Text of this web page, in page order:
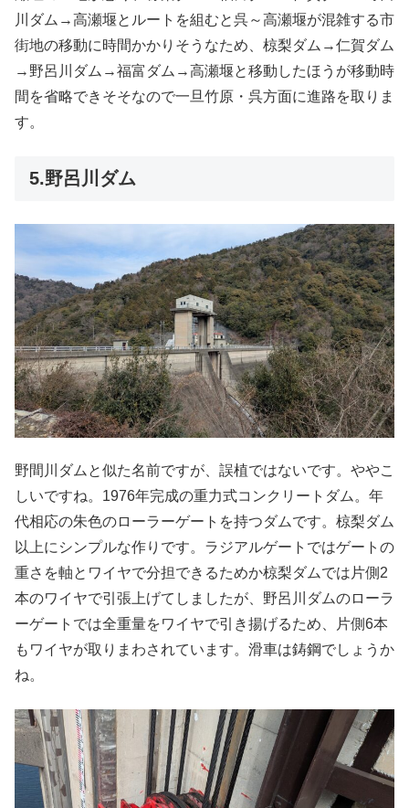
川ダム→高瀬堰とルートを組むと呉～高瀬堰が混雑する市
街地の移動に時間かかりそうなため、椋梨ダム→仁賀ダム
→野呂川ダム→福富ダム→高瀬堰と移動したほうが移動時
間を省略できそそなので一旦竹原・呉方面に進路を取りま
す。
5.野呂川ダム
野間川ダムと似た名前ですが、誤植ではないです。ややこ
しいですね。1976年完成の重力式コンクリートダム。年
代相応の朱色のローラーゲートを持つダムです。椋梨ダム
以上にシンプルな作りです。ラジアルゲートではゲートの
重さを軸とワイヤで分担できるためか椋梨ダムでは片側2
本のワイヤで引張上げてしましたが、野呂川ダムのローラ
ーゲートでは全重量をワイヤで引き揚げるため、片側6本
もワイヤが取りまわされています。滑車は鋳鋼でしょうか
ね。